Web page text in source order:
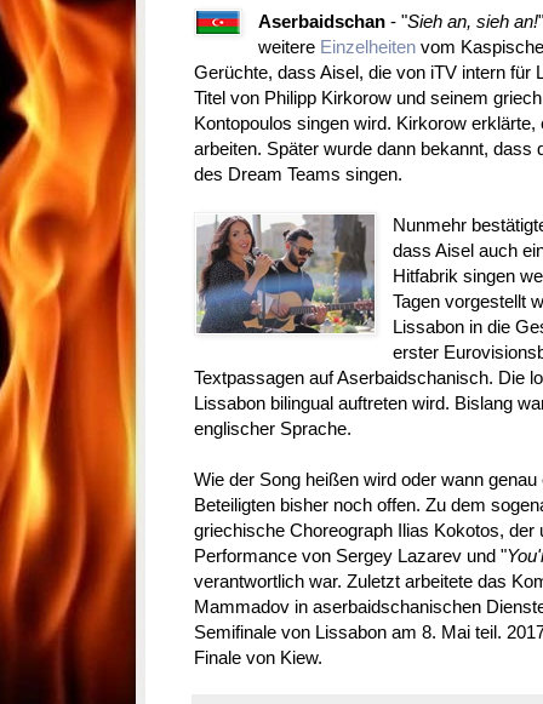
Aserbaidschan- "Sieh an, sieh an!
weitere Einzelheiten vom
Gerüchte, dass Aisel, die von iTV intern für
Titel von Philipp Kirkorow und seinem
Kontopoulos singen wird. Kirkorow
arbeiten. Später wurde dann bekannt, dass
des Dream Teams singen.
Nunmehr
dass Aisel auch
Hitfabrik singen
Tagen vorgestellt
Lissabon in die
erster
Textpassagen auf Aserbaidschanisch. Die
Lissabon bilingual auftreten wird. Bislang
englischer Sprache.
Wie der Song heißen wird oder wann
Beteiligten bisher noch offen. Zu dem
griechische Choreograph Ilias Kokotos, der
Performance von Sergey Lazarev und "
verantwortlich war. Zuletzt arbeitete das
Mammadov in aserbaidschanischen
Semifinale von Lissabon am 8. Mai teil.
Finale von Kiew.